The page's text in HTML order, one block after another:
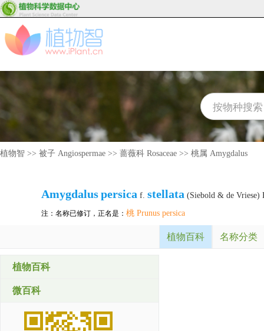
植物智 >> 被子 Angiospermae >> 蔷薇科 Rosaceae >> 桃属 Amygdalus
Amygdaluspersica f. stellata (Siebold & de Vriese)
注：名称已修订，正名是： 桃 Prunus persica
植物百科 名称分类
植物百科
微百科